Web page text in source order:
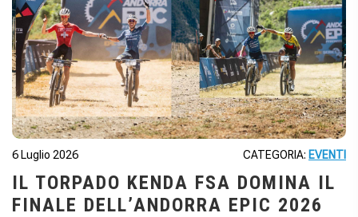
6 Luglio 2026 CATEGORIA: EVENTI
IL TORPADO KENDA FSA DOMINA IL
FINALE DELL’ANDORRA EPIC 2026